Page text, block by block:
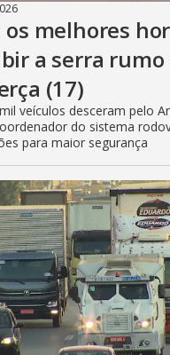
os melhores
a serra
(17)
veículos desceram pelo
do sistema
para maior segurança